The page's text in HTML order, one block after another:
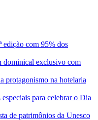
edição com 95% dos
exclusivo com
protagonismo na hotelaria
para celebrar o Dia
de patrimônios da Unesco